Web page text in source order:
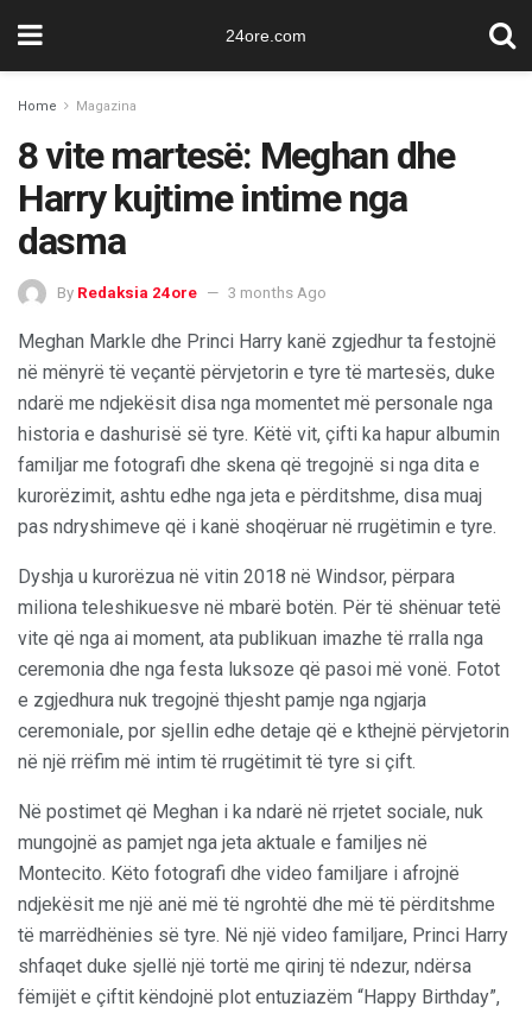
24ore.com
Home Magazina
8 vite martesë: Meghan dhe
Harry kujtime intime nga
dasma
By Redaksia 24ore 3 months Ago
Meghan Markle dhe Princi Harry kanë zgjedhur ta festojnë
në mënyrë të veçantë përvjetorin e tyre të martesës, duke
ndarë me ndjekësit disa nga momentet më personale nga
historia e dashurisë së tyre. Këtë vit, çifti ka hapur albumin
familjar me fotografi dhe skena që tregojnë si nga dita e
kurorëzimit, ashtu edhe nga jeta e përditshme, disa muaj
pas ndryshimeve që i kanë shoqëruar në rrugëtimin e tyre.
Dyshja u kurorëzua në vitin 2018 në Windsor, përpara
miliona teleshikuesve në mbarë botën. Për të shënuar tetë
vite që nga ai moment, ata publikuan imazhe të rralla nga
ceremonia dhe nga festa luksoze që pasoi më vonë. Fotot
e zgjedhura nuk tregojnë thjesht pamje nga ngjarja
ceremoniale, por sjellin edhe detaje që e kthejnë përvjetorin
në një rrëfim më intim të rrugëtimit të tyre si çift.
Në postimet që Meghan i ka ndarë në rrjetet sociale, nuk
mungojnë as pamjet nga jeta aktuale e familjes në
Montecito. Këto fotografi dhe video familjare i afrojnë
ndjekësit me një anë më të ngrohtë dhe më të përditshme
të marrëdhënies së tyre. Në një video familjare, Princi Harry
shfaqet duke sjellë një tortë me qirinj të ndezur, ndërsa
fëmijët e çiftit këndojnë plot entuziazëm “Happy Birthday”,